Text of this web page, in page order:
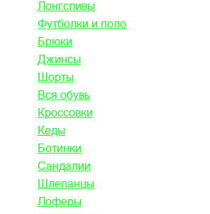
Лонгсливы
Футболки и поло
Брюки
Джинсы
Шорты
Вся обувь
Кроссовки
Кеды
Ботинки
Сандалии
Шлепанцы
Лоферы